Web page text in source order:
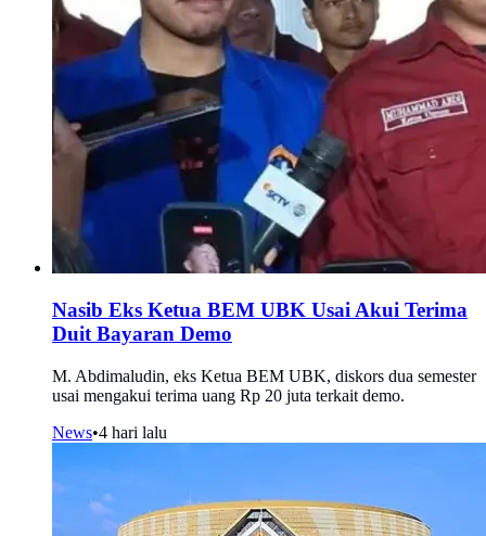
Nasib Eks Ketua BEM UBK Usai Akui Terima
Duit Bayaran Demo
M. Abdimaludin, eks Ketua BEM UBK, diskors dua semester
usai mengakui terima uang Rp 20 juta terkait demo.
News•4 hari lalu